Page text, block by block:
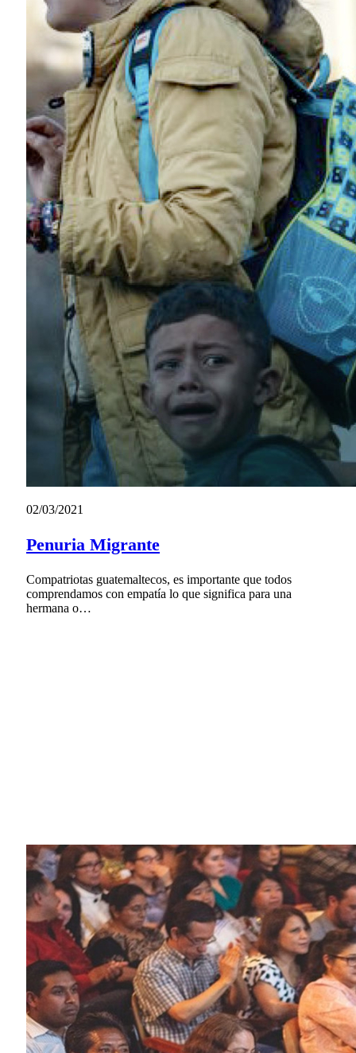
02/03/2021
Penuria Migrante
Compatriotas guatemaltecos, es importante que todos
comprendamos con empatía lo que significa para una
hermana o…